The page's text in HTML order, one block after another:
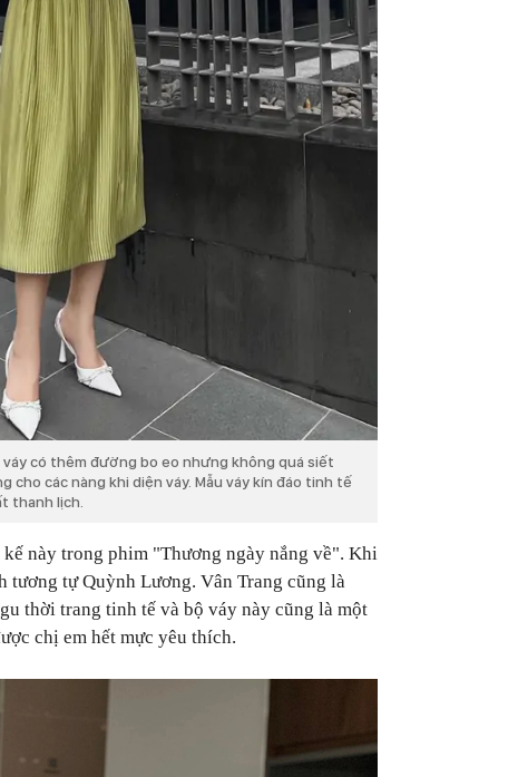
có thêm đường bo eo nhưng không quá siết
cho các nàng khi diện váy. Mẫu váy kín đáo tinh tế
thanh lịch.
này trong phim "Thương ngày nắng về". Khi
tương tự Quỳnh Lương. Vân Trang cũng là
thời trang tinh tế và bộ váy này cũng là một
chị em hết mực yêu thích.